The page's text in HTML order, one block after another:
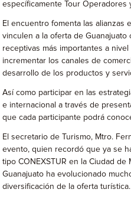
específicamente Tour Operadores
El encuentro fomenta las alianzas
vinculen a la oferta de
receptivas más importantes a
incrementar los canales de
desarrollo de los productos y
Así como participar en las
e internacional a través de
que cada participante podrá
El secretario de Turismo, Mtro.
evento, quien recordó que ya se
tipo CONEXSTUR en la Ciudad
Guanajuato ha evolucionado
diversificación de la oferta turística.